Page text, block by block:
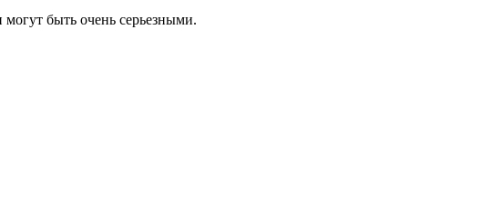
могут быть очень серьезными.